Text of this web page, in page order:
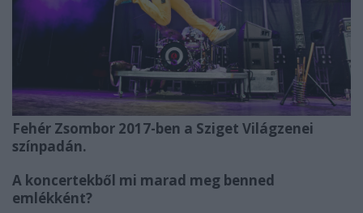
Fehér Zsombor 2017-ben a Sziget Világzenei
színpadán.
A koncertekből mi marad meg benned
emlékként?